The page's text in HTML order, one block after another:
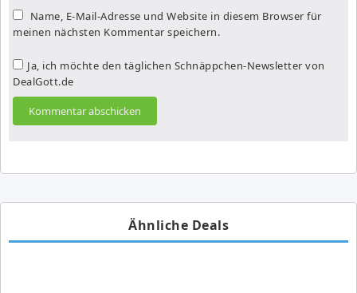
Name, E-Mail-Adresse und Website in diesem Browser für
meinen nächsten Kommentar speichern.
Ja, ich möchte den täglichen Schnäppchen-Newsletter von
DealGott.de
Ähnliche Deals